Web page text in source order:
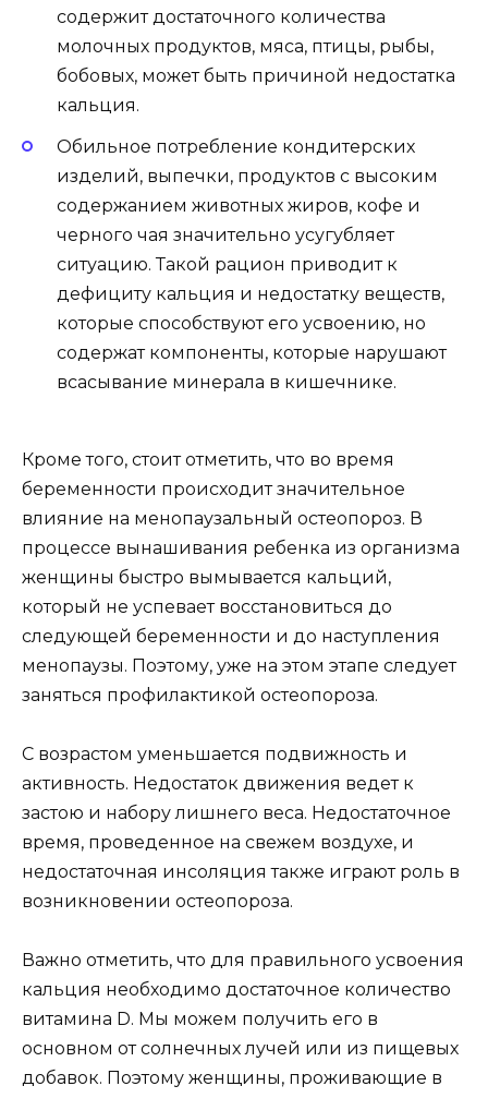
содержит достаточного количества
молочных продуктов, мяса, птицы, рыбы,
бобовых, может быть причиной недостатка
кальция.
Обильное потребление кондитерских
изделий, выпечки, продуктов с высоким
содержанием животных жиров, кофе и
черного чая значительно усугубляет
ситуацию. Такой рацион приводит к
дефициту кальция и недостатку веществ,
которые способствуют его усвоению, но
содержат компоненты, которые нарушают
всасывание минерала в кишечнике.
Кроме того, стоит отметить, что во время
беременности происходит значительное
влияние на менопаузальный остеопороз. В
процессе вынашивания ребенка из организма
женщины быстро вымывается кальций,
который не успевает восстановиться до
следующей беременности и до наступления
менопаузы. Поэтому, уже на этом этапе следует
заняться профилактикой остеопороза.
С возрастом уменьшается подвижность и
активность. Недостаток движения ведет к
застою и набору лишнего веса. Недостаточное
время, проведенное на свежем воздухе, и
недостаточная инсоляция также играют роль в
возникновении остеопороза.
Важно отметить, что для правильного усвоения
кальция необходимо достаточное количество
витамина D. Мы можем получить его в
основном от солнечных лучей или из пищевых
добавок. Поэтому женщины, проживающие в